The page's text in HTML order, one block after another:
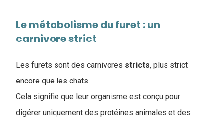
Le métabolisme du furet : un
carnivore strict
Les furets sont des carnivores stricts, plus strict
encore que les chats.
Cela signifie que leur organisme est conçu pour
digérer uniquement des protéines animales et des